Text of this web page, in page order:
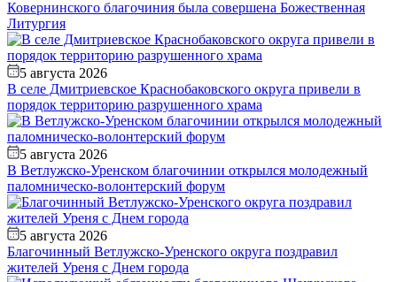
Ковернинского благочиния была совершена Божественная
Литургия
5 августа 2026
В селе Дмитриевское Краснобаковского округа привели в
порядок территорию разрушенного храма
5 августа 2026
В Ветлужско-Уренском благочинии открылся молодежный
паломническо-волонтерский форум
5 августа 2026
Благочинный Ветлужско-Уренского округа поздравил
жителей Уреня с Днем города